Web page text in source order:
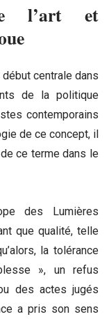
l’art et
centrale dans
de la politique
contemporains
de ce concept, il
ce terme dans le
des Lumières
que qualité, telle
la tolérance
», un refus
des actes jugés
a pris son sens